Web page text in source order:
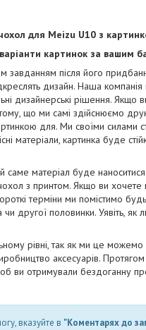
для Meizu U10 з
картинок за вашим
після його
дизайн. Наша
дизайнерські рішення. Якщо
що ми самі здійснюємо
для. Ми своїми силами
матеріали, картинка буде
саме матеріал буде
з принтом. Якщо ви
терміни ми помістимо
другої половинки. Уявіть, як
рівні, так як ми це
аксесуарів.
ви отримували бездоганну
вказуйте в "Коментарях до